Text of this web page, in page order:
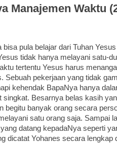
Manajemen Waktu
bisa pula belajar dari Tuhan
tidak hanya melayani satu-
tertentu Yesus harus
Sebuah pekerjaan yang tidak
kehendak BapaNya hanya
singkat. Besarnya belas kasih
begitu banyak orang secara
satu orang saja. Sampai
datang kepadaNya seperti
dicatat Yohanes secara lengkap